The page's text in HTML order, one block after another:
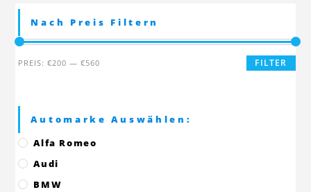
Nach Preis Filtern
Min.
Max.
FILTER
PREIS:€200 —€560
Automarke Auswählen:
Alfa Romeo
Audi
BMW